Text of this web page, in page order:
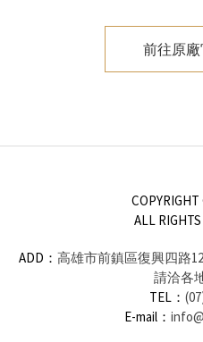
前往原
ALL
ADD： 高雄市前鎮區復興四路
請洽各
TEL：
E-mail：